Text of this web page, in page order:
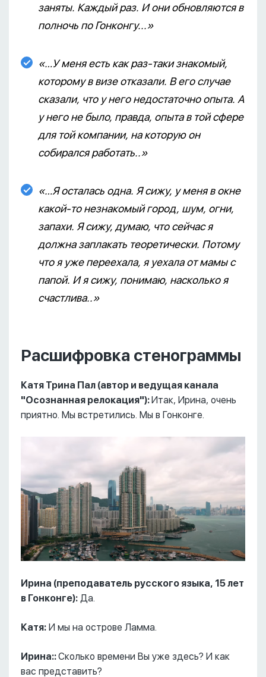
заняты. Каждый раз. И они обновляются в
полночь по Гонконгу...»
«…У меня есть как раз-таки знакомый,
которому в визе отказали. В его случае
сказали, что у него недостаточно опыта. А
у него не было, правда, опыта в той сфере
для той компании, на которую он
собирался работать..»
«…Я осталась одна. Я сижу, у меня в окне
какой-то незнакомый город, шум, огни,
запахи. Я сижу, думаю, что сейчас я
должна заплакать теоретически. Потому
что я уже переехала, я уехала от мамы с
папой. И я сижу, понимаю, насколько я
счастлива..»
Расшифровка стенограммы
Катя Трина Пал (автор и ведущая канала
"Осознанная релокация"):Итак, Ирина, очень
приятно. Мы встретились. Мы в Гонконге.
Ирина (преподаватель русского языка, 15 лет
в Гонконге): Да.
Катя: И мы на острове Ламма.
Ирина::Сколько времени Вы уже здесь? И как
вас представить?